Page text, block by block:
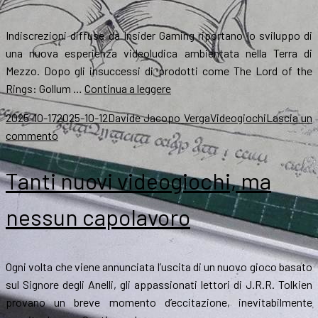
il
miracolo
del
mod
Indiscrezioni diffuse da Insider Gaming riportano lo sviluppo di
una nuova esperienza videoludica ambientata nella Terra di
Mezzo. Dopo gli insuccessi di prodotti come The Lord of the
Rings: Gollum … Continua a leggereUn
videogioco
de
Il
Signore
degli
Anelli
in
arrivo?
Scritto
il
2025-10-172025-10-12Autore
Davide Jacopo VergaCategorie
VideogiochiLascia un
commentosu
Un
nuovo
videogioco
de
Il
arrivo?
Tanti nuovi videogiochi, ma
nessun capolavoro
Ogni volta che viene annunciata l’uscita di un nuovo gioco basato
sul Signore degli Anelli, gli appassionati lettori di J.R.R. Tolkien
provano un breve momento d’eccitazione, inevitabilmente